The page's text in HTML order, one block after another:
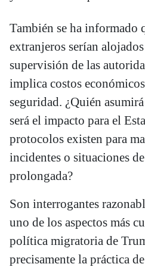
También se ha informado
extranjeros serían
supervisión de las
implica costos
seguridad. ¿Quién
será el impacto para el
protocolos existen para
incidentes o situaciones
prolongada?
Son interrogantes
uno de los aspectos más
política migratoria de
precisamente la práctica